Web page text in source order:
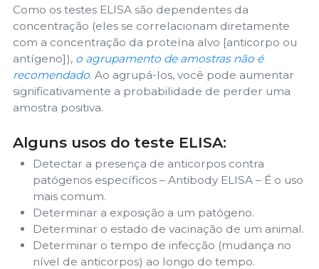
Como os testes ELISA são dependentes da
concentração (eles se correlacionam diretamente
com a concentração da proteína alvo [anticorpo ou
antígeno]), o agrupamento de amostras não é
recomendado. Ao agrupá-los, você pode aumentar
significativamente a probabilidade de perder uma
amostra positiva.
Alguns usos do teste ELISA:
Detectar a presença de anticorpos contra
patógenos específicos – Antibody ELISA – É o uso
mais comum.
Determinar a exposição a um patógeno.
Determinar o estado de vacinação de um animal.
Determinar o tempo de infecção (mudança no
nível de anticorpos) ao longo do tempo.